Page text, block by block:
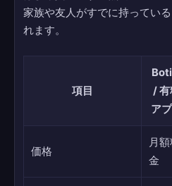
家族や友人がすでに持ってい
れます。
項目
/ 有
ア
価格
月
金